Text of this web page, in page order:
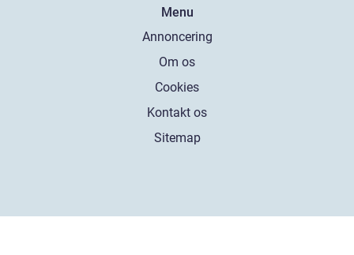
Menu
Annoncering
Om os
Cookies
Kontakt os
Sitemap